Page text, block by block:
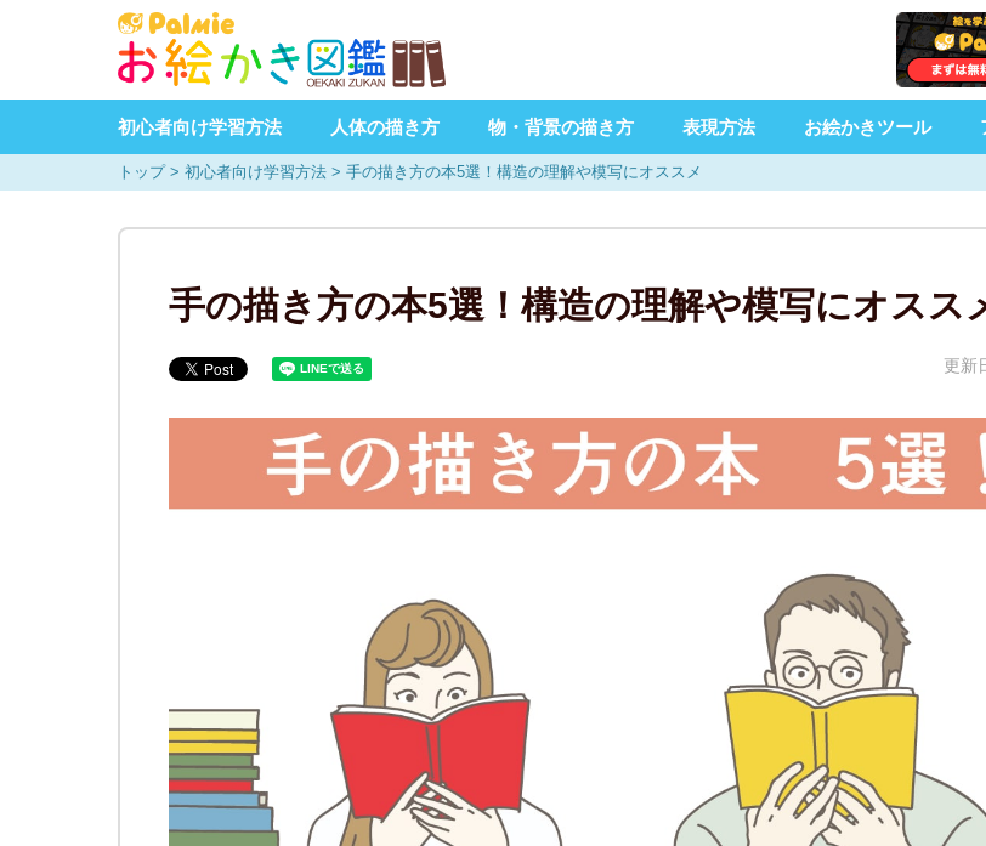
初心者向け学習方法 人体の描き方 物・背景の描き方 表現方法 お絵かきツール
トップ> 初心者向け学習方法 > 手の描き方の本5選！構造の理解や模写にオススメ
手の描き方の本5選！構造の理解や模写にオスス
更新